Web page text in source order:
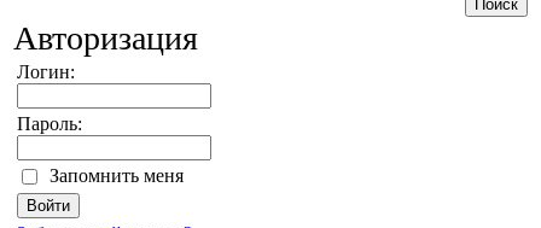
Авторизация
Логин:
Пароль:
Запомнить меня